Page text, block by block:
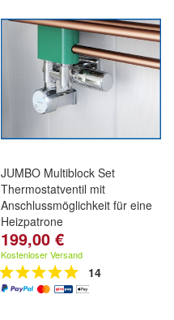
JUMBO Multiblock Set
Thermostatventil mit
Anschlussmöglichkeit für eine
Heizpatrone
199,00 €
Kostenloser Versand
14